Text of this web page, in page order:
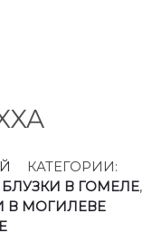
КАТЕГОРИИ:
БЛУЗКИ В ГОМЕЛЕ,
В МОГИЛЕВЕ